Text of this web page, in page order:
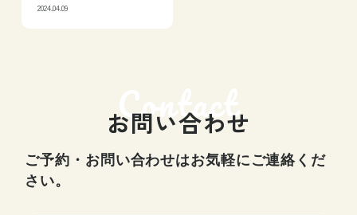
2024.04.09
お問い合わせ
ご予約・お問い合わせはお気軽にご連絡くだ
さい。